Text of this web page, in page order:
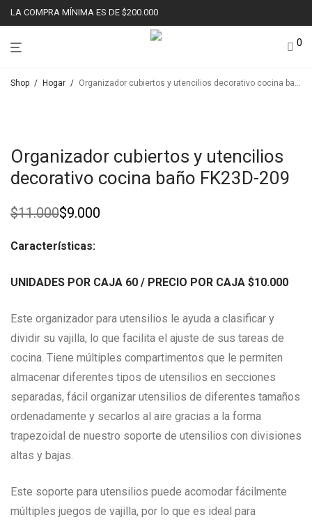
LA COMPRA MÍNIMA ES DE $200.000
0
Shop / Hogar / Organizador cubiertos y utencilios decorativo cocina baño FK23D-209
Organizador cubiertos y utencilios
decorativo cocina baño FK23D-209
$11.000
Original
was:
$9.000
Current
is:
Características:
UNIDADES POR CAJA 60 / PRECIO POR CAJA $10.000
Este organizador para utensilios le ayuda a clasificar y
dividir su vajilla, lo que facilita el ajuste de sus tareas de
cocina. Tiene múltiples compartimentos que le permiten
almacenar diferentes tipos de utensilios en secciones
separadas, fácil organizar utensilios de diferentes tamaños
ordenadamente y secarlos al aire gracias a la forma
trapezoidal de nuestro soporte de utensilios con divisiones
altas y bajas.
Este soporte para utensilios puede acomodar fácilmente
múltiples juegos de vajilla, por lo que es ideal para